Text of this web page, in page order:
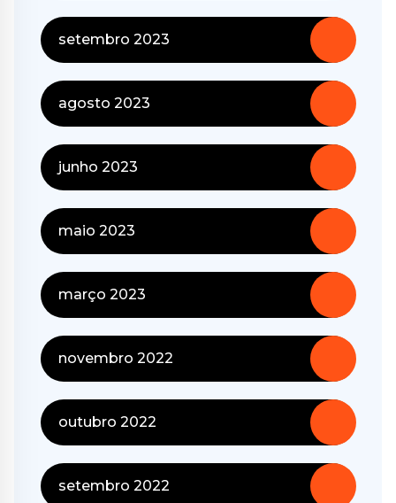
setembro 2023
agosto 2023
junho 2023
maio 2023
março 2023
novembro 2022
outubro 2022
setembro 2022